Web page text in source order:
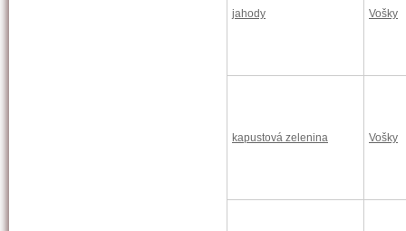
jahody Vošky
kapustová zelenina Vošky